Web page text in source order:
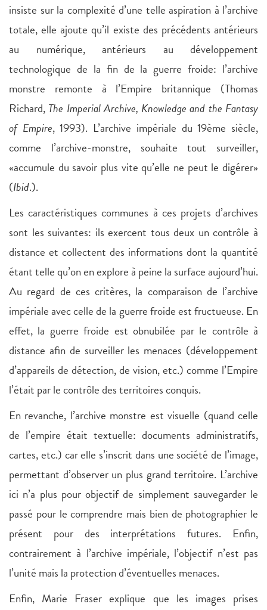
insiste sur la complexité d’une telle aspiration à l’archive
totale, elle ajoute qu’il existe des précédents antérieurs
au numérique, antérieurs au développement
technologique de la fin de la guerre froide: l’archive
monstre remonte à l’Empire britannique (Thomas
Richard, The Imperial Archive, Knowledge and the Fantasy
of Empire, 1993). L’archive impériale du 19ème siècle,
comme l’archive-monstre, souhaite tout surveiller,
«accumule du savoir plus vite qu’elle ne peut le digérer»
(Ibid.).
Les caractéristiques communes à ces projets d’archives
sont les suivantes: ils exercent tous deux un contrôle à
distance et collectent des informations dont la quantité
étant telle qu’on en explore à peine la surface aujourd’hui.
Au regard de ces critères, la comparaison de l’archive
impériale avec celle de la guerre froide est fructueuse. En
effet, la guerre froide est obnubilée par le contrôle à
distance afin de surveiller les menaces (développement
d’appareils de détection, de vision, etc.) comme l’Empire
l’était par le contrôle des territoires conquis.
En revanche, l’archive monstre est visuelle (quand celle
de l’empire était textuelle: documents administratifs,
cartes, etc.) car elle s’inscrit dans une société de l’image,
permettant d’observer un plus grand territoire. L’archive
ici n’a plus pour objectif de simplement sauvegarder le
passé pour le comprendre mais bien de photographier le
présent pour des interprétations futures. Enfin,
contrairement à l’archive impériale, l’objectif n’est pas
l’unité mais la protection d’éventuelles menaces.
Enfin, Marie Fraser explique que les images prises